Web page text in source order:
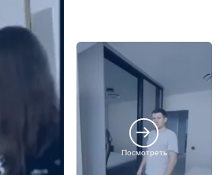
Посмотреть